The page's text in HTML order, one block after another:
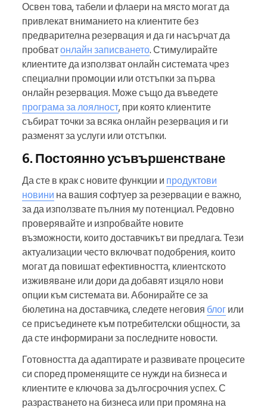
Освен това, табели и флаери на място могат да
привлекат вниманието на клиентите без
предварителна резервация и да ги насърчат да
пробватонлайн записването. Стимулирайте
клиентите да използват онлайн системата чрез
специални промоции или отстъпки за първа
онлайн резервация. Може също да въведете
програма за лоялност, при която клиентите
събират точки за всяка онлайн резервация и ги
разменят за услуги или отстъпки.
6. Постоянно усъвършенстване
Да сте в крак с новите функции и продуктови
новини на вашия софтуер за резервации е важно,
за да използвате пълния му потенциал. Редовно
проверявайте и изпробвайте новите
възможности, които доставчикът ви предлага. Тези
актуализации често включват подобрения, които
могат да повишат ефективността, клиентското
изживяване или дори да добавят изцяло нови
опции към системата ви. Абонирайте се за
бюлетина на доставчика, следете неговия блог или
се присъединете към потребителски общности, за
да сте информирани за последните новости.
Готовността да адаптирате и развивате процесите
си според променящите се нужди на бизнеса и
клиентите е ключова за дългосрочния успех. С
разрастването на бизнеса или при промяна на